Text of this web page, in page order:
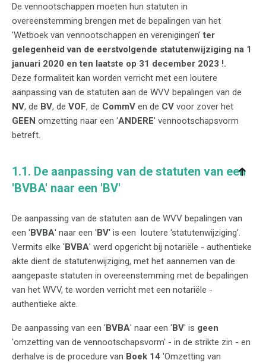
De vennootschappen moeten hun statuten in
overeenstemming brengen met de bepalingen van het
'Wetboek van vennootschappen en verenigingen'ter
gelegenheid van de eerstvolgende statutenwijziging na 1
januari 2020 en ten laatste op 31 december 2023 !.
Deze formaliteit kan worden verricht met een loutere
aanpassing van de statuten aan de WVV bepalingen van de
NV, de BV, de VOF, de CommV en de CV voor zover het
GEEN omzetting naar een 'ANDERE' vennootschapsvorm
betreft.
1.1. De aanpassing van de statuten van een
'BVBA' naar een 'BV'
De aanpassing van de statuten aan de WVV bepalingen van
een 'BVBA' naar een 'BV' is een loutere 'statutenwijziging'.
Vermits elke 'BVBA' werd opgericht bij notariële - authentieke
akte dient de statutenwijziging, met het aannemen van de
aangepaste statuten in overeenstemming met de bepalingen
van het WVV, te worden verricht met een notariële -
authentieke akte.
De aanpassing van een 'BVBA' naar een 'BV' is geen
'omzetting van de vennootschapsvorm' - in de strikte zin - en
derhalve is de procedure van Boek 14 'Omzetting van